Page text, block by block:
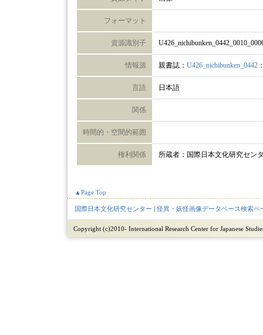
フォーマット
資源識別子
情報源 親書誌： U426_nichibunken_0442
言語 日本語
関係
時間的・空間的範囲
権利関係 所蔵者：国際日本文化研究セン
▲Page Top
国際日本文化研究センター |怪異・妖怪画像データベース検索ペ
Copyright (c)2010- International Research Center for Japanese